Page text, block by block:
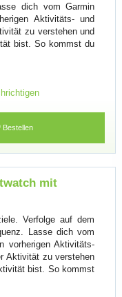
dich vom Garmin
Aktivitäts- und
zu verstehen und
bist. So kommst du
Bestellen
mit
Verfolge auf dem
Lasse dich vom
vorherigen Aktivitäts-
Aktivität zu verstehen
bist. So kommst